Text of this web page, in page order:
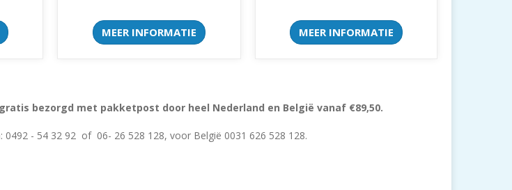
MEER INFORMATIE MEER INFORMATIE
bezorgd met pakketpost door heel Nederland en België vanaf €89,50.
0492 - 54 32 92 of 06- 26 528 128, voor België 0031 626 528 128.